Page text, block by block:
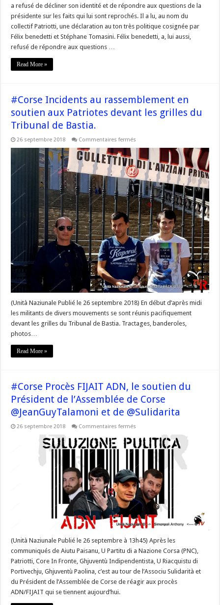
a refusé de décliner son identité et de répondre aux questions de la
présidente sur les faits qui lui sont reprochés. Il a lu, au nom du
collectif Patriotti, une déclaration au ton très politique cosignée par
Félix benedetti et Stéphane Tomasini. Félix benedetti, a, lui aussi,
refusé de répondre aux questions …
Read More »
#Corse Incidents au rassemblement en
soutien aux Patriotes devant les grilles du
Tribunal de Bastia.
26 septembre 2018 Commentaires fermés
Incidents
au
rassemblement
en
soutien
aux
Patriotes
devant
les
grilles
du
Tribunal
de
Bastia.
(Unità Naziunale Publié le 26 septembre 2018) En début d’après midi
les militants de divers mouvements se sont réunis pacifiquement
devant les grilles du Tribunal de Bastia. Tractages, banderoles,
photos…
Read More »
#Corse Procès FIJAIT ADN, le soutien du
Président de l’Assemblée de Corse
@JeanGuyTalamoni et de @Sulidarita
26 septembre 2018 Commentaires fermés
Procès
FIJAIT
ADN,
soutien
Président
de
l’Assemblée
de
Corse
@JeanGuyTalamoni
et
de
@Sulidarita
(Unità Naziunale Publié le 26 septembre à 13h45) Après les
communiqués de Aiutu Paisanu, U Partitu di a Nazione Corsa (PNC),
Patriotti, Core In Fronte, Ghjuventù Indipendentista, U Riacquistu di
Portivechju, Ghjuventù Paolina, c’est au tour de l’Associu Sulidarità et
du Président de l’Assemblée de Corse de réagir aux procès
ADN/FIJAIT qui se tiennent aujourd’hui.